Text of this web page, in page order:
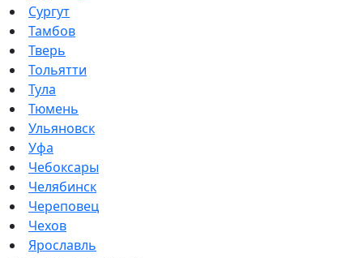
Сургут
Тамбов
Тверь
Тольятти
Тула
Тюмень
Ульяновск
Уфа
Чебоксары
Челябинск
Череповец
Чехов
Ярославль